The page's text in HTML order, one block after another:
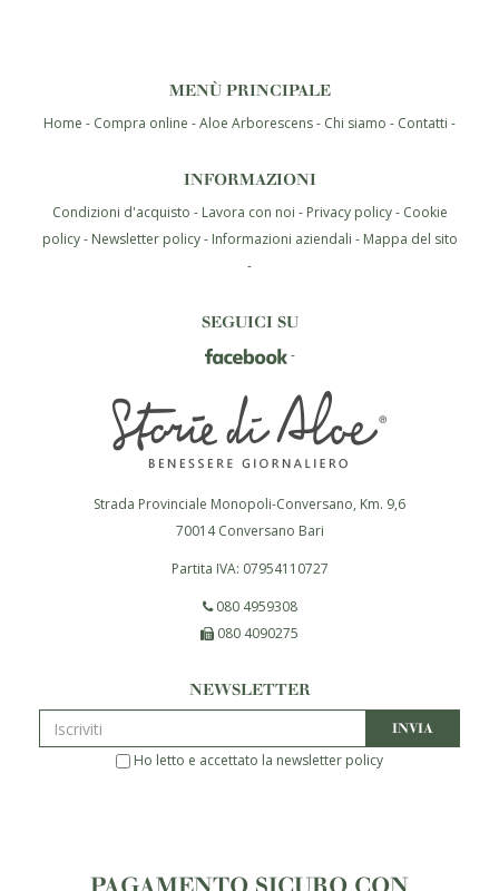
MENÙ PRINCIPALE
Home
Compra online Aloe Arborescens Chi siamo Contatti
INFORMAZIONI
Condizioni d'acquisto
Lavora con noi Privacy policy
Cookie
policy
Newsletter policy Informazioni aziendali Mappa del sito
SEGUICI SU
Strada Provinciale Monopoli-Conversano, Km. 9,6
70014 Conversano Bari
Partita IVA: 07954110727
080 4959308
080 4090275
NEWSLETTER
INVIA
Ho letto e accettato la newsletter policy
PAGAMENTO SICURO CON